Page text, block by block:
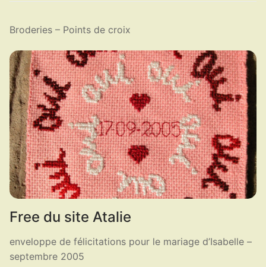
Broderies – Points de croix
Free du site Atalie
enveloppe de félicitations pour le mariage d’Isabelle –
septembre 2005